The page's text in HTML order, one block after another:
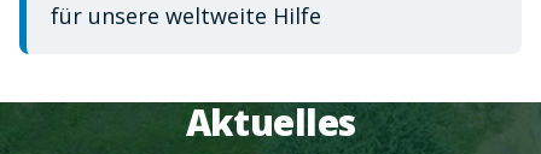
für unsere weltweite Hilfe
Aktuelles